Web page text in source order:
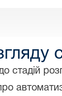
стадій
про